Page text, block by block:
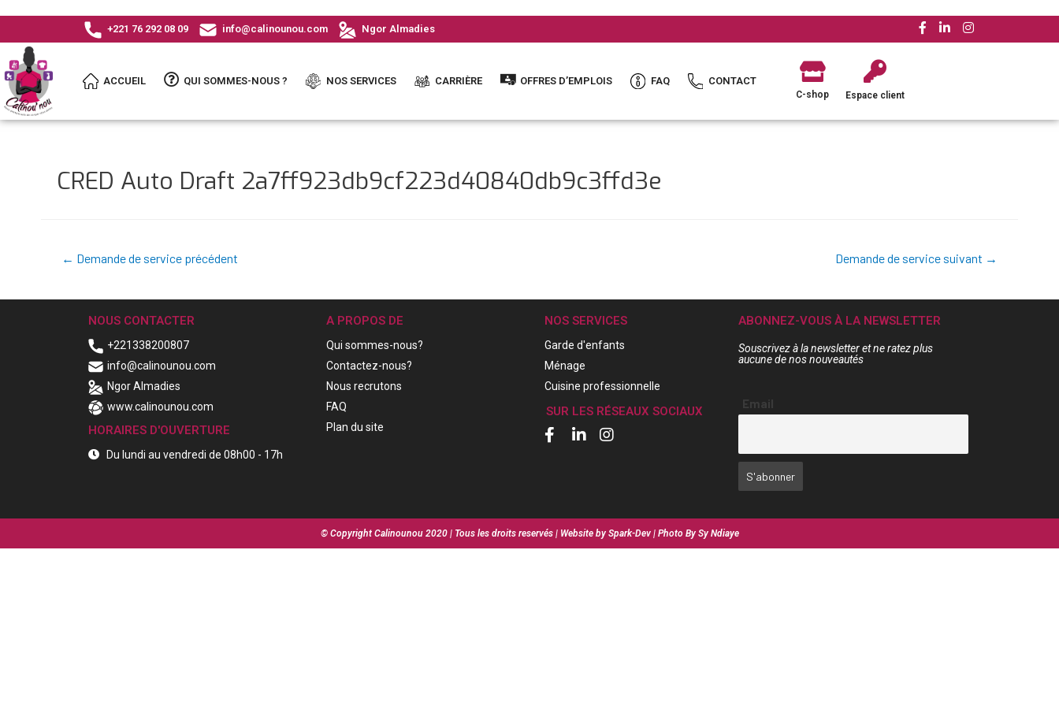
+221 76 292 08 09 info@calinounou.com Ngor Almadies
ACCUEIL QUI SOMMES-NOUS ? NOS SERVICES CARRIÈRE OFFRES D’EMPLOIS FAQ CONTACT
C-shop Espace client
CRED Auto Draft 2a7ff923db9cf223d40840db9c3ffd3e
← Demande de service précédent Demande de service suivant →
NOUS CONTACTER
+221338200807
info@calinounou.com
Ngor Almadies
www.calinounou.com
HORAIRES D'OUVERTURE
Du lundi au vendredi de 08h00 - 17h
A PROPOS DE
Qui sommes-nous?
Contactez-nous?
Nous recrutons
FAQ
Plan du site
NOS SERVICES
Garde d'enfants
Ménage
Cuisine professionnelle
SUR LES RÉSEAUX SOCIAUX
ABONNEZ-VOUS À LA NEWSLETTER
Souscrivez à la newsletter et ne ratez plus
aucune de nos nouveautés
Email
© Copyright Calinounou 2020 | Tous les droits reservés | Website by Spark-Dev | Photo By Sy Ndiaye